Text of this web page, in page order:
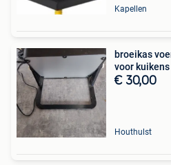
Kapellen
broeikas
voor kuikens
€ 30,00
Houthulst